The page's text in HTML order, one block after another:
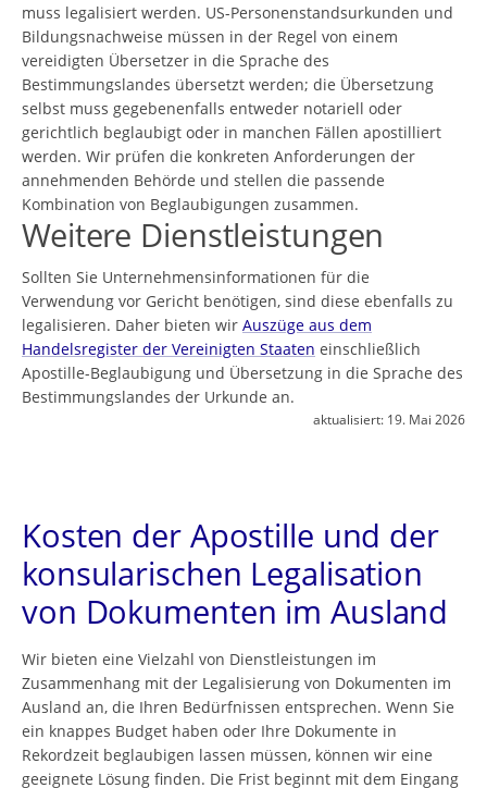
muss legalisiert werden. US-Personenstandsurkunden und
Bildungsnachweise müssen in der Regel von einem
vereidigten Übersetzer in die Sprache des
Bestimmungslandes übersetzt werden; die Übersetzung
selbst muss gegebenenfalls entweder notariell oder
gerichtlich beglaubigt oder in manchen Fällen apostilliert
werden. Wir prüfen die konkreten Anforderungen der
annehmenden Behörde und stellen die passende
Kombination von Beglaubigungen zusammen.
Weitere Dienstleistungen
Sollten Sie Unternehmensinformationen für die
Verwendung vor Gericht benötigen, sind diese ebenfalls zu
legalisieren. Daher bieten wir Auszüge aus dem
Handelsregister der Vereinigten Staaten einschließlich
Apostille-Beglaubigung und Übersetzung in die Sprache des
Bestimmungslandes der Urkunde an.
aktualisiert: 19. Mai 2026
Kosten der Apostille und der
konsularischen Legalisation
von Dokumenten im Ausland
Wir bieten eine Vielzahl von Dienstleistungen im
Zusammenhang mit der Legalisierung von Dokumenten im
Ausland an, die Ihren Bedürfnissen entsprechen. Wenn Sie
ein knappes Budget haben oder Ihre Dokumente in
Rekordzeit beglaubigen lassen müssen, können wir eine
geeignete Lösung finden. Die Frist beginnt mit dem Eingang